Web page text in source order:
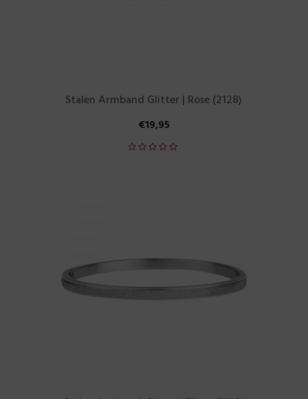
Stalen Armband Glitter | Rose (2128)
€19,95